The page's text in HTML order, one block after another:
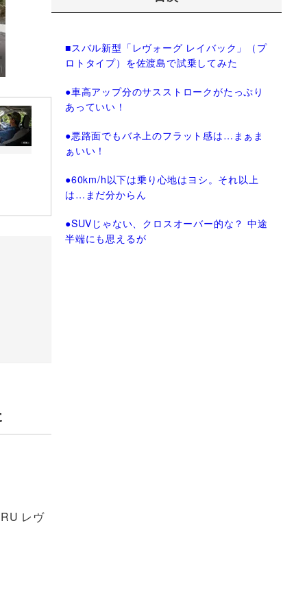
レヴ
■スバル新型「レヴォーグ レイバック」（プ
ロトタイプ）を佐渡島で試乗してみた
●車高アップ分のサスストロークがたっぷり
あっていい！
●悪路面でもバネ上のフラット感は…まぁま
ぁいい！
●60km/h以下は乗り心地はヨシ。それ以上
は…まだ分からん
●SUVじゃない、クロスオーバー的な？ 中途
半端にも思えるが